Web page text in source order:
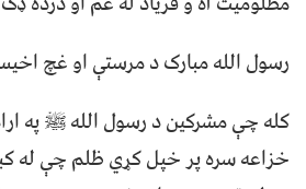
رسول الله مبارک د مرستې او غچ
کله چې مشرکين د رسول الله ﷺ په
خزاعه سره پر خپل کړي ظلم چې له